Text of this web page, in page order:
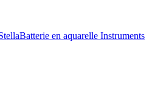
Batterie en aquarelle Instruments